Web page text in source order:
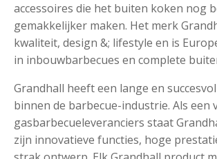
accessoires die het buiten koken nog
gemakkelijker maken. Het merk
kwaliteit, design &; lifestyle en is
in inbouwbarbecues en complete
Grandhall heeft een lange en
binnen de barbecue-industrie. Als een
gasbarbecueleveranciers staat
zijn innovatieve functies, hoge